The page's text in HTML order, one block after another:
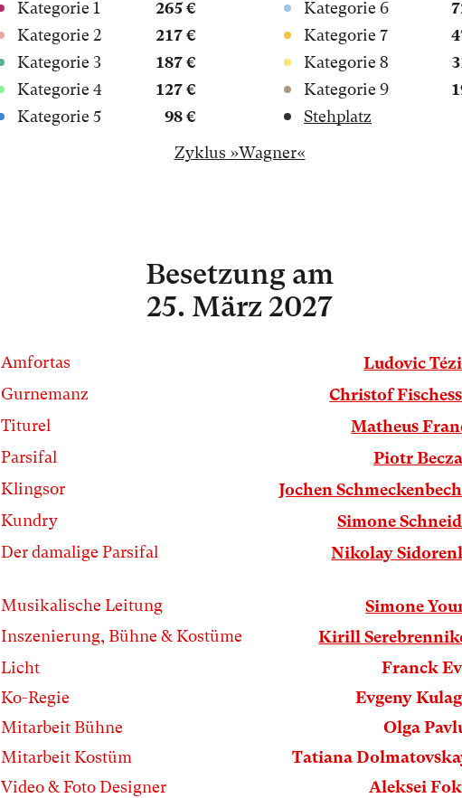
Kategorie 1
265 €
Kategorie 2
217 €
Kategorie 3
187 €
Kategorie 4
127 €
Kategorie 5
98 €
Kategorie 6
Kategorie 7
Kategorie 8
Kategorie 9
Stehplatz
Zyklus »Wagner«
Besetzung am
25. März 2027
Amfortas
Ludovic
Gurnemanz
Christof
Titurel
Matheus
Parsifal
Piotr
Klingsor
Jochen
Kundry
Simone
Der damalige Parsifal
Nikolay
Musikalische Leitung
Simone
Inszenierung, Bühne & Kostüme
Kirill
Licht
Franck
Ko-Regie
Evgeny
Mitarbeit Bühne
Olga
Mitarbeit Kostüm
Tatiana
Video & Foto Designer
Aleksei